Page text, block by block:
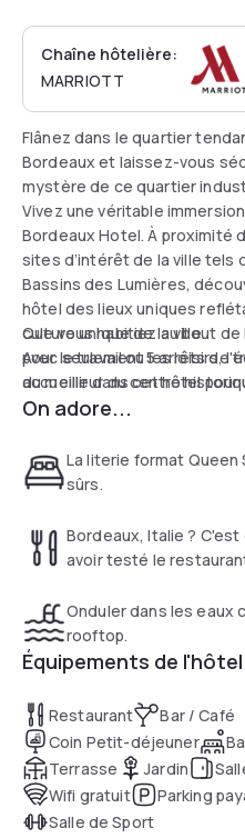
Chaîne hôtelière:
MARRIOTT
Flânez dans le quartier
Bordeaux et laissez-vous
mystère de ce quartier
Vivez une véritable
Bordeaux Hotel. À proximité
sites d’intérêt de la ville tels
Bassins des Lumières,
hôtel des lieux uniques
culture unique de la ville.
Avec seulement 5 arrêts de
du meilleur du centre
des 149 chambres
Laissez-vous aller à
plus hauts rooftops de
Admirez le coucher de soleil
au bar-restaurant Gina.
Que vous habitiez au bout
pour le travail ou les loisirs,
accueillir dans cet hôtel pour
On adore...
La literie format Queen
sûrs.
Bordeaux, Italie ?
avoir testé le
Onduler dans les eaux
rooftop.
Équipements de l'hôtel
Restaurant
Bar / Café
Coin Petit-déjeuner
Terrasse
Jardin
Wifi gratuit
Parking
Salle de Sport